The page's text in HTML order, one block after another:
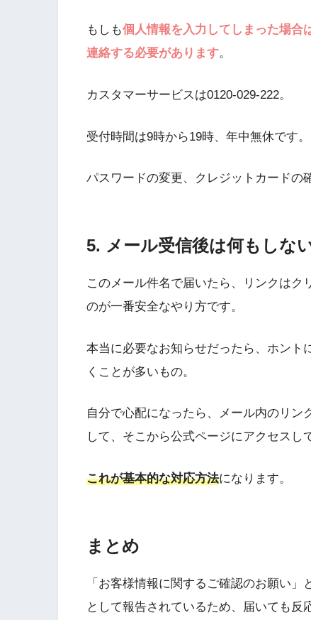
もしも個人情報を入力してしまった場合
連絡する必要があります。
カスタマーサービスは0120-029-222。
受付時間は9時から19時、年中無休です。
パスワードの変更、クレジットカードの
5. メール受信後は何もしな
このメール件名で届いたら、リンクは
のが一番安全なやり方です。
本当に必要なお知らせだったら、ホント
くことが多いもの。
自分で心配になったら、メール内のリン
して、そこから公式ページにアクセスし
これが基本的な対応方法になります。
まとめ
「お客様情報に関するご確認のお願い
として報告されているため、届いても反